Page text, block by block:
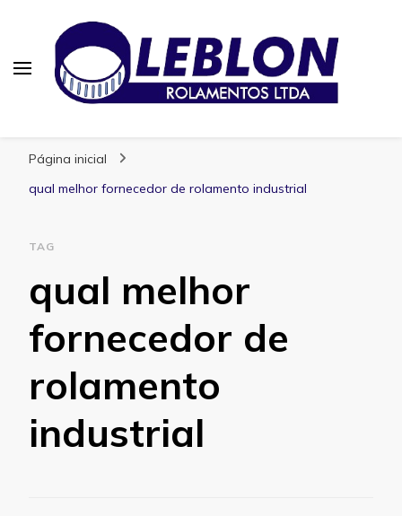
Página inicial
qual melhor fornecedor de rolamento industrial
TAG
qual melhor
fornecedor de
rolamento
industrial